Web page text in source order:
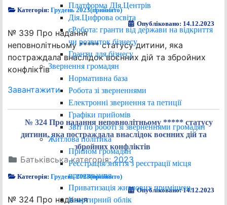
Платформа ДІя.Центрів
Дія.Цифрова освіта
єРобота: гранти від держави на відкриття
чи розвиток бізнесу
Гранти для бізнесу
Звернення громадян
Нормативна база
Робота зі зверненнями
Електронні звернення та петиції
Графіки прийомів
Звіт по роботі зі зверненнями громадян
Житлова політика
Прийом громадян
Реєстрація/зняття з реєстрації місця
проживання
Приватизація житлових приміщень
Квартирний облік
Категорія:Грудень 2023(прийнято)
Опубліковано: 14.12.2023
№ 339 Про надання
неповнолітньому ***** статусу дитини, яка
постраждала внаслідок воєнних дій та збройних
конфліктів
Завантажити
№ 324 Про надання неповнолітньому ***** статусу
дитини, яка постраждала внаслідок воєнних дій та
збройних конфліктів
Батьківська категорія:2023
Категорія:Грудень 2023(прийнято)
Опубліковано: 14.12.2023
№ 324 Про надання